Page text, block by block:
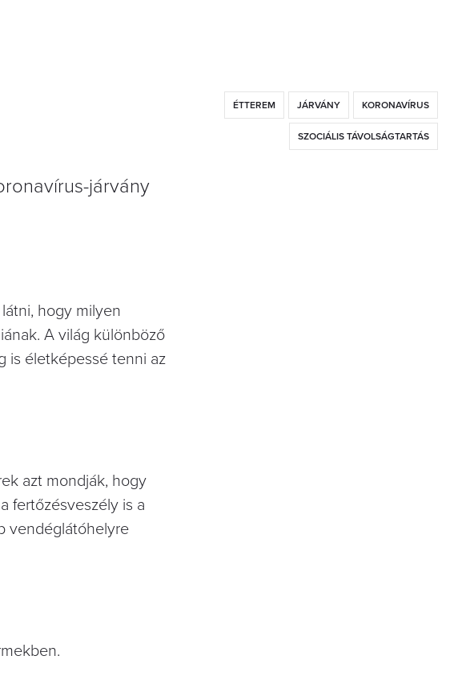
ÉTTEREM JÁRVÁNY KORONAVÍRUS
SZOCIÁLIS TÁVOLSÁGTARTÁS
járvány
hogy milyen
A világ különböző
is életképessé tenni az
azt mondják, hogy
fertőzésveszély is a
vendéglátóhelyre